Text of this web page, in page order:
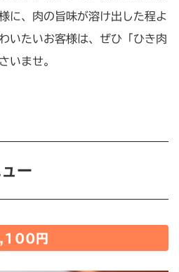
に、肉の旨味が溶け出した程よ
いたいお客様は、ぜひ「ひき肉
いませ。
ー
円